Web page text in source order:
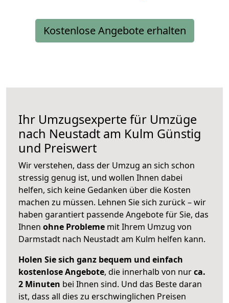
Kostenlose Angebote erhalten
Ihr Umzugsexperte für Umzüge
nach Neustadt am Kulm Günstig
und Preiswert
Wir verstehen, dass der Umzug an sich schon
stressig genug ist, und wollen Ihnen dabei
helfen, sich keine Gedanken über die Kosten
machen zu müssen. Lehnen Sie sich zurück – wir
haben garantiert passende Angebote für Sie, das
Ihnen ohne Probleme mit Ihrem Umzug von
Darmstadt nach Neustadt am Kulm helfen kann.
Holen Sie sich ganz bequem und einfach
kostenlose Angebote, die innerhalb von nurca.
2 Minuten bei Ihnen sind. Und das Beste daran
ist, dass all dies zu erschwinglichen Preisen